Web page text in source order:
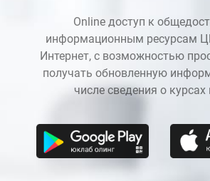
Online доступ к
информационным ресурсам
Интернет, с возможностью
получать обновленную
числе сведения о